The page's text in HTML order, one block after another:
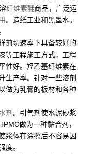
纤维素醚商品，广泛运
。造纸工业和黑墨水。
切速率下具备较好的
等工程施工方式，工程
性好。羟乙基纤维素在
生产率。针对一些溶剂
做为乳膏的板材和各种
剂。引气剂使水泥砂浆
做为一种黏合剂，
浆体在涂擦后不容易因
度。